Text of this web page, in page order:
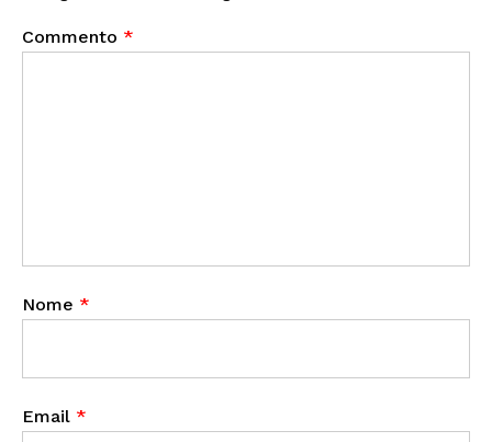
Commento *
Nome *
Email *